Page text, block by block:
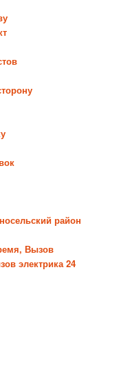
район
Вызов
электрика 24